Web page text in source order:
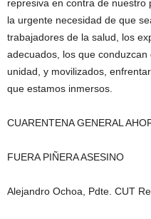
represiva en contra de nuestro
la urgente necesidad de que
trabajadores de la salud, los
adecuados, los que
unidad, y movilizados,
que estamos inmersos.
CUARENTENA GENERAL
FUERA PIÑERA ASESINO
Alejandro Ochoa, Pdte. CUT